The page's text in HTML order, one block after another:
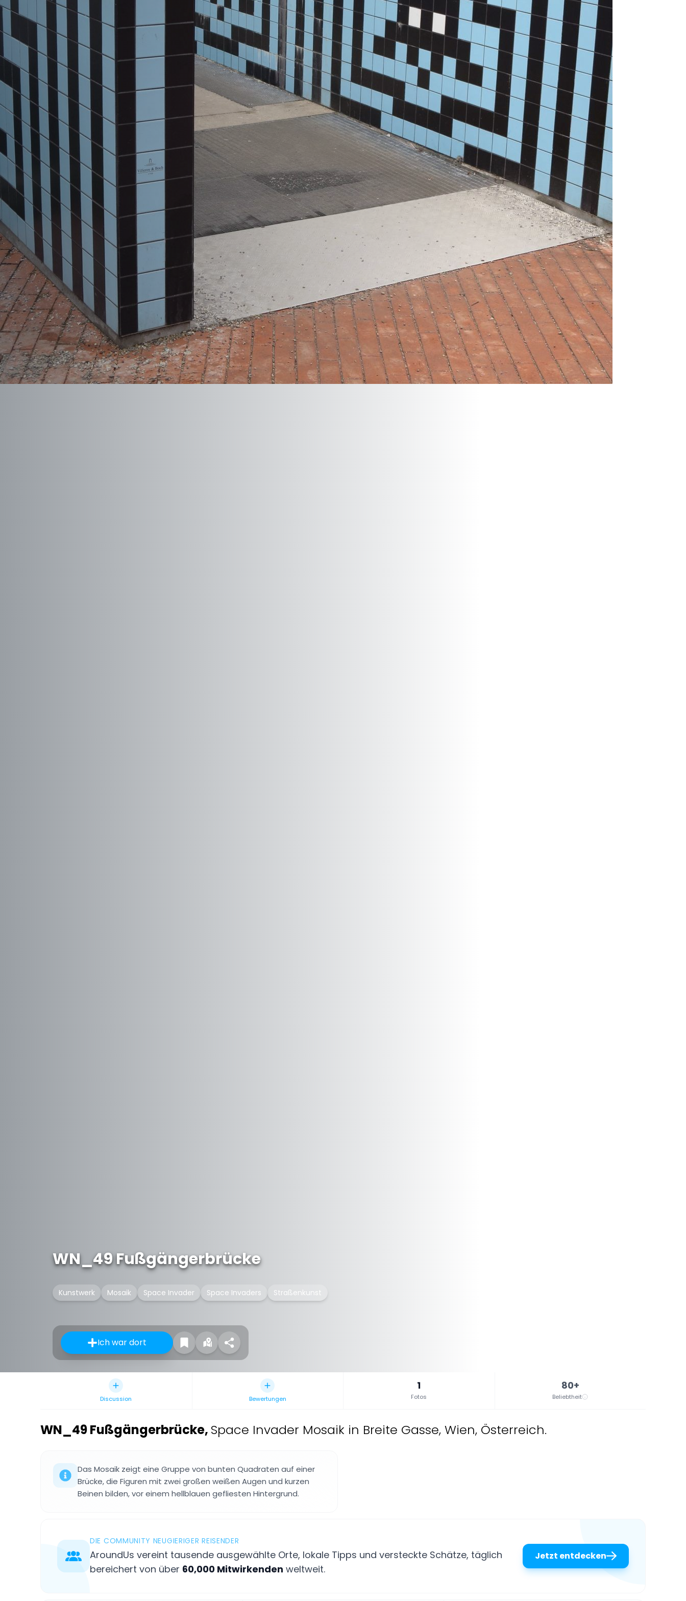
WN_49 Fußgängerbrücke
Kunstwerk Mosaik Space Invader Space Invaders Straßenkunst
Ich war dort
Discussion Bewertungen
1
Fotos
80+
Beliebtheit
WN_49 Fußgängerbrücke, Space Invader Mosaik in Breite Gasse, Wien, Österreich.
Das Mosaik zeigt eine Gruppe von bunten Quadraten auf einer
Brücke, die Figuren mit zwei großen weißen Augen und kurzen
Beinen bilden, vor einem hellblauen gefliesten Hintergrund.
DIE COMMUNITY NEUGIERIGER REISENDER
AroundUs vereint tausende ausgewählte Orte, lokale Tipps und versteckte Schätze, täglich
bereichert von über 60,000 Mitwirkenden weltweit.
Jetzt entdecken